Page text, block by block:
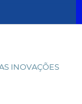
INOVAÇÕES